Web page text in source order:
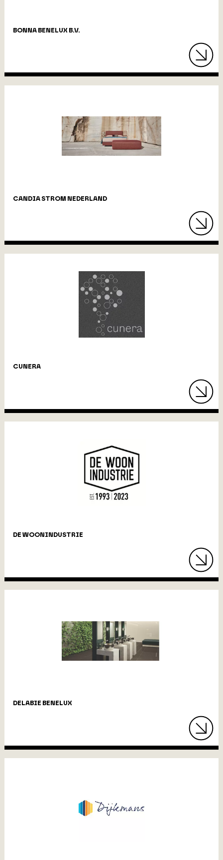
BONNA BENELUX B.V.
CANDIA STROM NEDERLAND
CUNERA
DE WOONINDUSTRIE
DELABIE BENELUX